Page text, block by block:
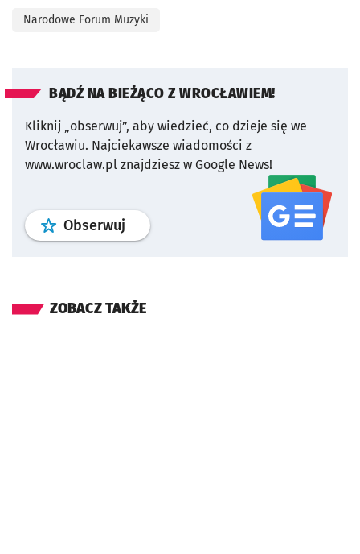
Narodowe Forum Muzyki
BĄDŹ NA BIEŻĄCO Z WROCŁAWIEM!
Kliknij „obserwuj”, aby wiedzieć, co dzieje się we
Wrocławiu. Najciekawsze wiadomości z
www.wroclaw.pl znajdziesz w Google News!
Obserwuj profil serwisu
ZOBACZ TAKŻE